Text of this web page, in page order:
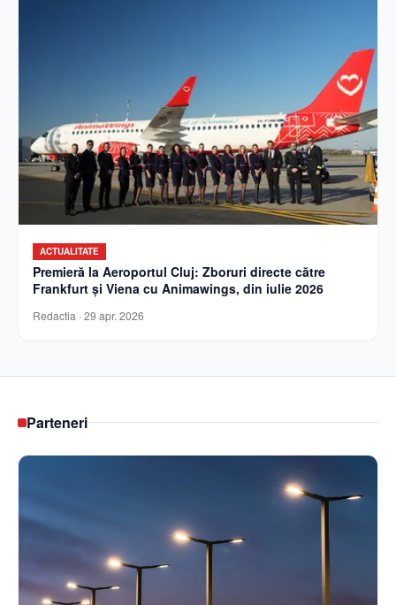
ACTUALITATE
Premieră la Aeroportul Cluj: Zboruri directe către
Frankfurt și Viena cu Animawings, din iulie 2026
Redactia · 29 apr. 2026
Parteneri